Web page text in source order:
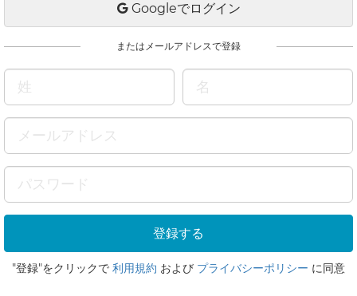
Googleでログイン
またはメールアドレスで登録
"登録"をクリックで 利用規約 および プライバシーポリシー に同意